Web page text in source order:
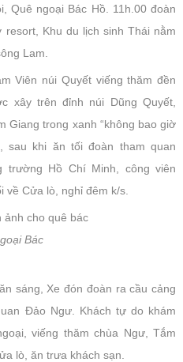
Quê ngoại Bác Hồ. 11h.00 đoàn
Khu du lịch sinh Thái nằm
Lam.
Viên núi Quyết viếng thăm đền
xây trên đỉnh núi Dũng Quyết,
Giang trong xanh “không bao giờ
sau khi ăn tối đoàn tham quan
trường Hồ Chí Minh, công viên
về Cửa lò, nghỉ đêm k/s.
Bác
sáng, Xe đón đoàn ra cầu cảng
Đảo Ngư. Khách tự do khám
viếng thăm chùa Ngư, Tắm
lò, ăn trưa khách sạn.